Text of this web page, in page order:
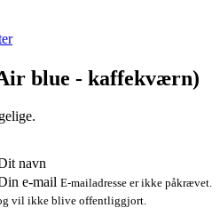
blue - kaffekværn)
navn
e-mail E-mailadresse er ikke påkrævet.
vil ikke blive offentliggjort.